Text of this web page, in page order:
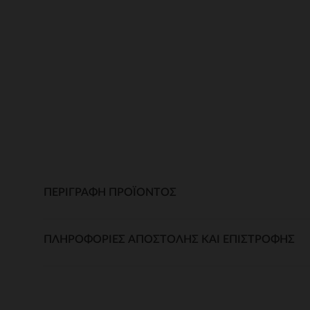
ΠΕΡΙΓΡΑΦΉ ΠΡΟΪΌΝΤΟΣ
ΠΛΗΡΟΦΟΡΊΕΣ ΑΠΟΣΤΟΛΉΣ ΚΑΙ ΕΠΙΣΤΡΟΦΉΣ